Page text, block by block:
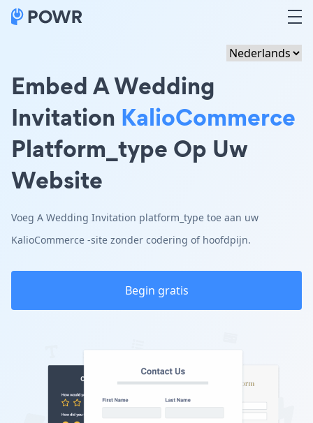
Embed A Wedding
Invitation KalioCommerce
Platform_type Op Uw
Website
Voeg A Wedding Invitation platform_type toe aan uw
KalioCommerce -site zonder codering of hoofdpijn.
Begin gratis